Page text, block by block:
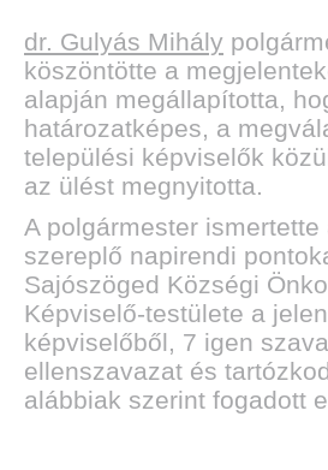
dr. Gulyás Mihály
köszöntötte a
alapján megállapította,
határozatképes, a
települési képviselők
az ülést megnyitotta.
A polgármester
szereplő napirendi
Sajószöged Községi
Képviselő-testülete a
képviselőből, 7 igen
ellenszavazat és
alábbiak szerint fogadott